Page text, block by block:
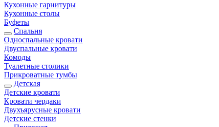
Кухонные гарнитуры
Кухонные столы
Буфеты
Спальня
Односпальные кровати
Двуспальные кровати
Комоды
Туалетные столики
Прикроватные тумбы
Детская
Детские кровати
Кровати чердаки
Двухъярусные кровати
Детские стенки